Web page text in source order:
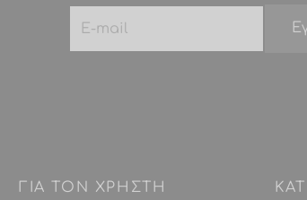
ΓΙΑ ΤΟΝ ΧΡΗΣΤΗ